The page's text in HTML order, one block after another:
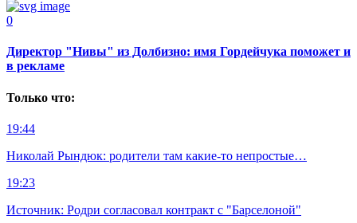
0
Директор "Нивы" из Долбизно: имя Гордейчука поможет и
в рекламе
Только что:
19:44
Николай Рындюк: родители там какие-то непростые…
19:23
Источник: Родри согласовал контракт с "Барселоной"